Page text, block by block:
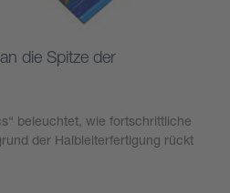
die Spitze der
beleuchtet, wie fortschrittliche
der Halbleiterfertigung rückt